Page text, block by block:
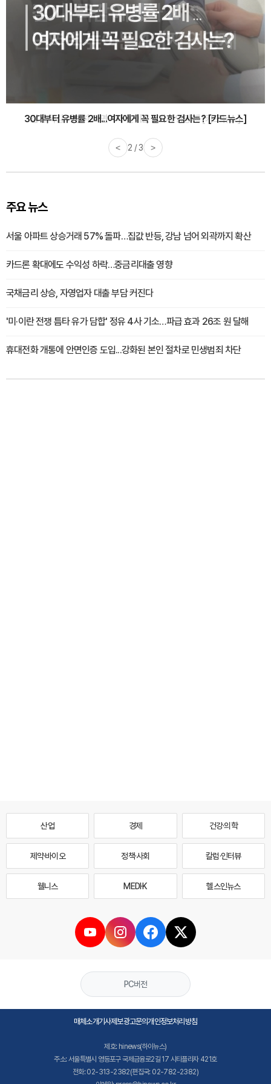
감기·독감 예방하고 면역력 높이는 4가지 영양제 [카드뉴스]
< 3 / 3 >
주요 뉴스
서울 아파트 상승거래 57% 돌파…집값 반등, 강남 넘어 외곽까지 확산
카드론 확대에도 수익성 하락…중금리대출 영향
국채금리 상승, 자영업자 대출 부담 커진다
'미·이란 전쟁 틈타 유가 담합' 정유 4사 기소…파급 효과 26조 원 달해
휴대전화 개통에 안면인증 도입...강화된 본인 절차로 민생범죄 차단
산업 경제 건강·의학
제약·바이오 정책·사회 칼럼·인터뷰
웰니스 MEDI·K 헬스인뉴스
PC버전
매체소개기사제보광고문의개인정보처리방침
제호: hinews(하이뉴스)
주소: 서울특별시 영등포구 국제금융로2길 17 시티플라자 421호
전화: 02-313-2382(편집국: 02-782-2382)